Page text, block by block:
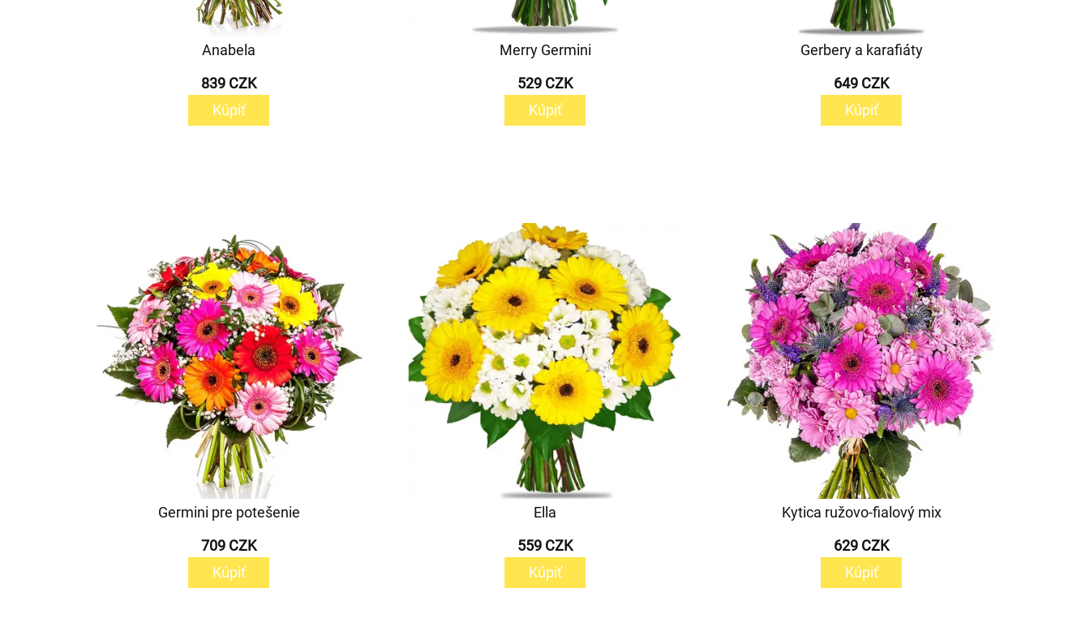
Anabela
839 CZK
Kúpiť
Merry Germini
529 CZK
Kúpiť
Gerbery a karafiáty
649 CZK
Kúpiť
Germini pre potešenie
709 CZK
Kúpiť
Ella
559 CZK
Kúpiť
Kytica ružovo-fialový mix
629 CZK
Kúpiť